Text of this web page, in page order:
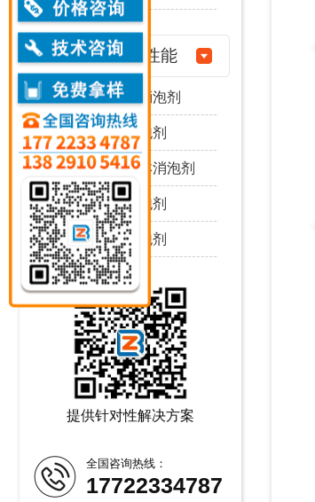
消泡剂性能
耐强酸碱消泡剂
耐高温消泡剂
耐高压喷淋消泡剂
耐剪切消泡剂
耐严寒消泡剂
提供针对性解决方案
全国咨询热线：
17722334787